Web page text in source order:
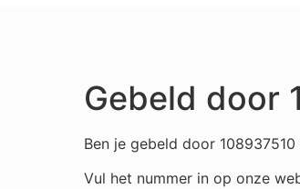
Gebeld door
Ben je gebeld door
Vul het nummer in op onze